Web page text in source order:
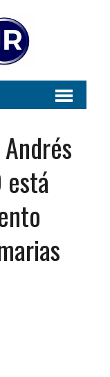
está